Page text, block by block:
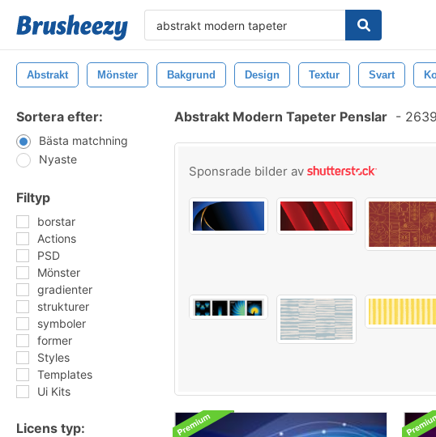
Abstrakt Mönster Bakgrund Design Textur Svart
Sortera efter:
Bästa matchning
Nyaste
Filtyp
borstar
Actions
PSD
Mönster
gradienter
strukturer
symboler
former
Styles
Templates
Ui Kits
Licens typ:
Abstrakt Modern Tapeter Penslar -
Sponsrade bilder av